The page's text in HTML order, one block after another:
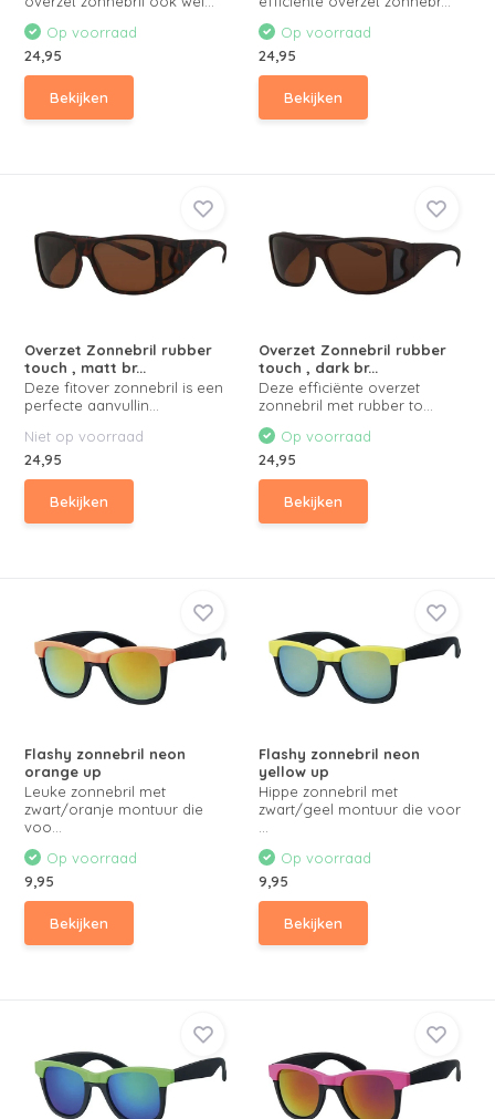
Op voorraad
24,95
Bekijken
Op voorraad
24,95
Bekijken
Overzet Zonnebril rubber
touch , matt br...
Deze fitover zonnebril is een
perfecte aanvullin...
Niet op voorraad
24,95
Bekijken
Overzet Zonnebril rubber
touch , dark br...
Deze efficiënte overzet
zonnebril met rubber to...
Op voorraad
24,95
Bekijken
Flashy zonnebril neon
orange up
Leuke zonnebril met
zwart/oranje montuur die
voo...
Op voorraad
9,95
Bekijken
Flashy zonnebril neon
yellow up
Hippe zonnebril met
zwart/geel montuur die voor
Op voorraad
9,95
Bekijken